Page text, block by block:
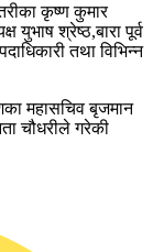
कृष्ण कुमार
युभाष श्रेष्ठ,बारा पूर्व
तथा विभिन्न
महासचिव बृजमान
चौधरीले गरेकी